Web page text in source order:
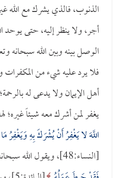
الذنوب، فالذي يشرك مع الله
أجر، ولا ينظر إليه، حتى
الوصل بينه وبين الله سبحانه
فلا يرد عليه شيء من
أهل الإيمان ولا يدعى له
يغفر لمن أشرك معه شيئاً غيره؛
اللَّهَ لا يَغْفِرُ أَنْ يُشْرَكَ بِهِ وَيَغْفِرُ
[النساء:48]، ويقول الله سبحانه وتعالى: